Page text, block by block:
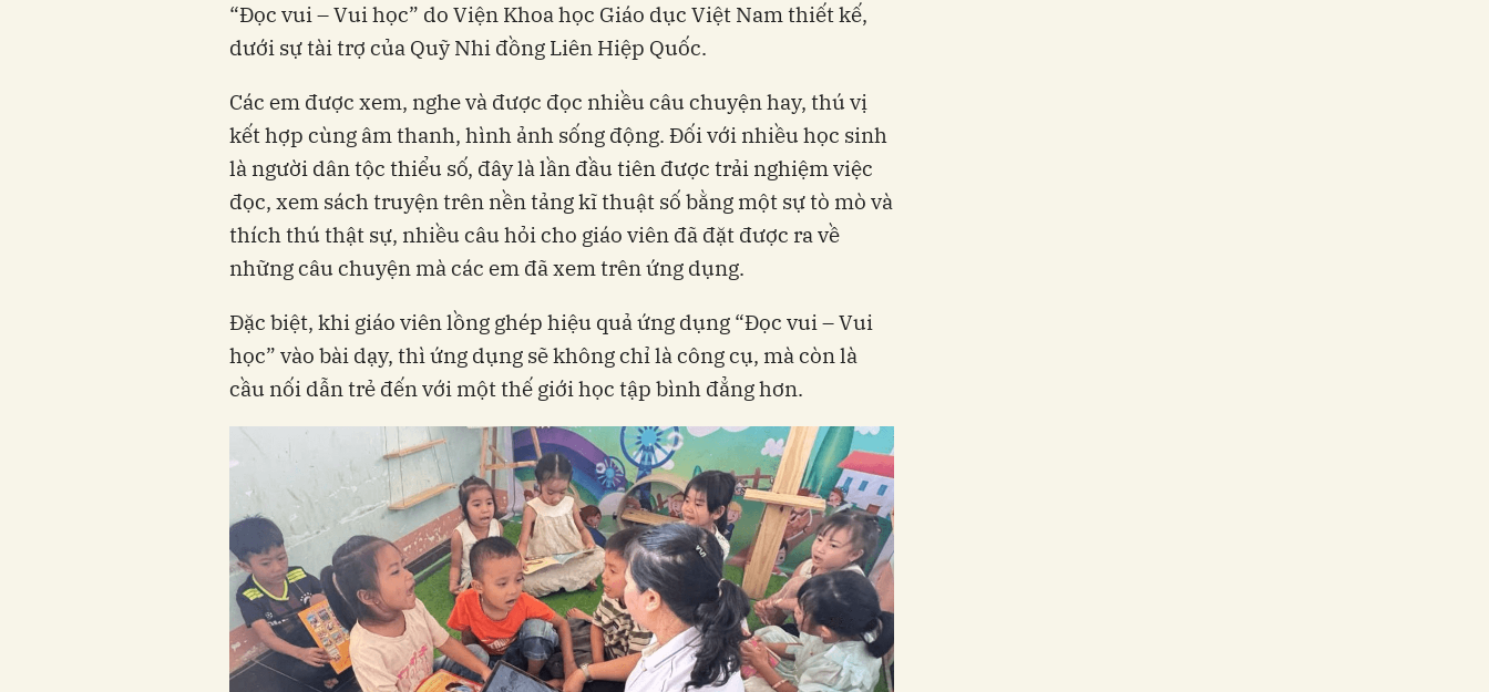
“Đọc vui – Vui học” do Viện Khoa học Giáo dục Việt Nam thiết kế,
dưới sự tài trợ của Quỹ Nhi đồng Liên Hiệp Quốc.
Các em được xem, nghe và được đọc nhiều câu chuyện hay, thú vị
kết hợp cùng âm thanh, hình ảnh sống động. Đối với nhiều học sinh
là người dân tộc thiểu số, đây là lần đầu tiên được trải nghiệm việc
đọc, xem sách truyện trên nền tảng kĩ thuật số bằng một sự tò mò và
thích thú thật sự, nhiều câu hỏi cho giáo viên đã đặt được ra về
những câu chuyện mà các em đã xem trên ứng dụng.
Đặc biệt, khi giáo viên lồng ghép hiệu quả ứng dụng “Đọc vui – Vui
học” vào bài dạy, thì ứng dụng sẽ không chỉ là công cụ, mà còn là
cầu nối dẫn trẻ đến với một thế giới học tập bình đẳng hơn.